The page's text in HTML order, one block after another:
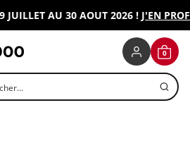
AU 30 AOUT 2026 !J'EN
un produit
CONNEXION
0